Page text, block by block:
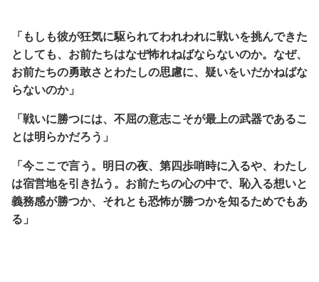
「もしも彼が狂気に駆られてわれわれに戦いを挑んできた
としても、 お前たちはなぜ怖れねばならないのか。 なぜ、
お前たちの勇敢さとわたしの思慮に、疑いをいだかねばな
らないのか」
「戦いに勝つには、不屈の意志こそが最上の武器であるこ
とは明らかだろう」
「今ここで言う。明日の夜、第四歩哨時に入るや、わたし
は宿営地を引き払う。 お前たちの心の中で、恥入る想いと
義務感が勝つか、それとも恐怖が勝つかを知るためでもあ
る」